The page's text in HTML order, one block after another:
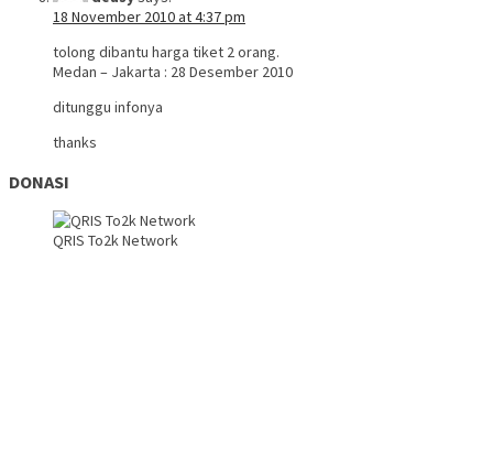
18 November 2010 at 4:37 pm
tolong dibantu harga tiket 2 orang.
Medan – Jakarta : 28 Desember 2010
ditunggu infonya
thanks
DONASI
QRIS To2k Network